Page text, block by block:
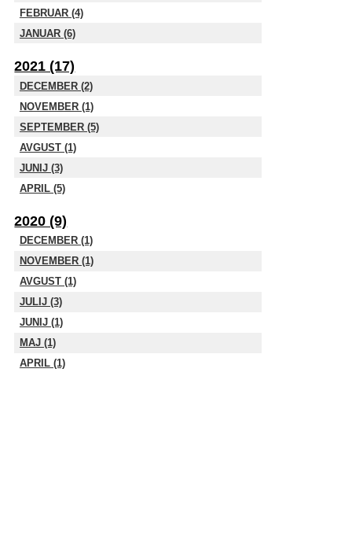
FEBRUAR (4)
JANUAR (6)
2021 (17)
DECEMBER (2)
NOVEMBER (1)
SEPTEMBER (5)
AVGUST (1)
JUNIJ (3)
APRIL (5)
2020 (9)
DECEMBER (1)
NOVEMBER (1)
AVGUST (1)
JULIJ (3)
JUNIJ (1)
MAJ (1)
APRIL (1)